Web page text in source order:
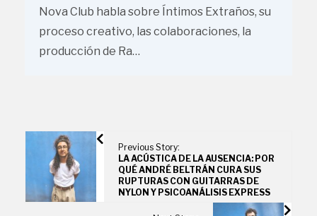
Nova Club habla sobre Íntimos Extraños, su
proceso creativo, las colaboraciones, la
producción de Ra…
Previous Story:
LA ACÚSTICA DE LA AUSENCIA: POR
QUÉ ANDRÉ BELTRÁN CURA SUS
RUPTURAS CON GUITARRAS DE
NYLON Y PSICOANÁLISIS EXPRESS